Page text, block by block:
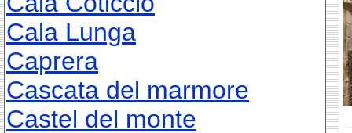
Cala Lunga
Caprera
Cascata del marmore
Castel del monte